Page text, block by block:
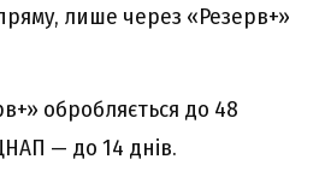
лише через «Резерв+»
обробляється до 48
— до 14 днів.